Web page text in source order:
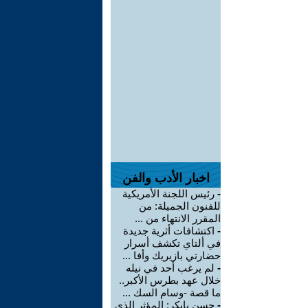
اخبار الأدب والفن
- رئيس اللجنة الأمريكية
للفنون الجميلة: من
المقرر الانتهاء من ...
- اكتشافات أثرية جديدة
في ألتاي تكشف أسرار
حضارتي بازيريك وأفا ...
- لم يرغب أحد في نيله
خلال عهد بطرس الأكبر..
ما قصة -وسام السك ...
- حسن بايكر: المؤثر الذي